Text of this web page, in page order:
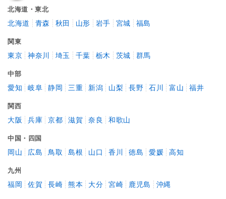
北海道・東北
北海道 青森 秋田 山形 岩手 宮城 福島
関東
東京 神奈川 埼玉 千葉 栃木 茨城 群馬
中部
愛知 岐阜 静岡 三重 新潟 山梨 長野 石川 富山 福井
関西
大阪 兵庫 京都 滋賀 奈良 和歌山
中国・四国
岡山 広島 鳥取 島根 山口 香川 徳島 愛媛 高知
九州
福岡 佐賀 長崎 熊本 大分 宮崎 鹿児島 沖縄